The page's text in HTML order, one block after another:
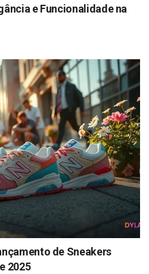
e Funcionalidade na
de Sneakers
2025